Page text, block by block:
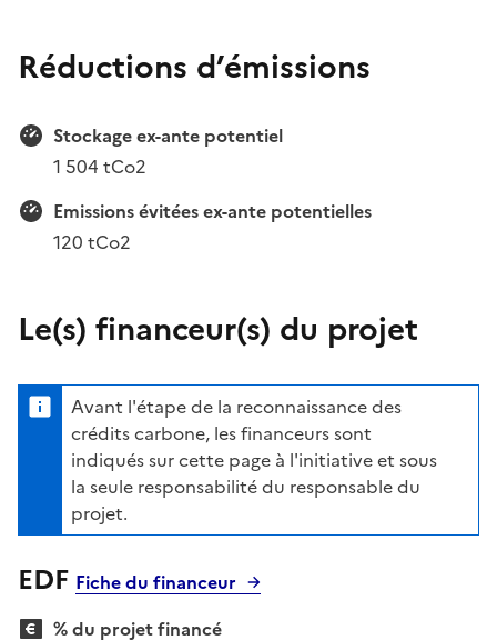
Réductions d’émissions
Stockage ex-ante potentiel
1 504 tCo2
Emissions évitées ex-ante potentielles
120 tCo2
Le(s) financeur(s) du projet
Avant l'étape de la reconnaissance des
crédits carbone, les financeurs sont
indiqués sur cette page à l'initiative et sous
la seule responsabilité du responsable du
projet.
EDF Fiche du financeur
% du projet financé